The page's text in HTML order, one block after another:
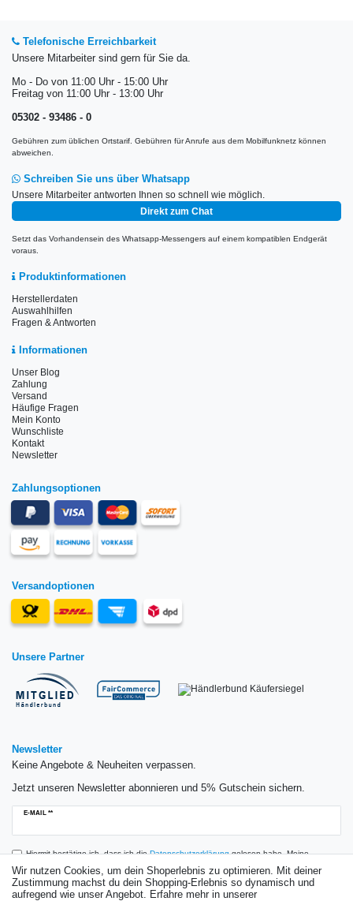
Telefonische Erreichbarkeit
Unsere Mitarbeiter sind gern für Sie da.
Mo - Do von 11:00 Uhr - 15:00 Uhr
Freitag von 11:00 Uhr - 13:00 Uhr
05302 - 93486 - 0
Gebühren zum üblichen Ortstarif. Gebühren für Anrufe aus dem Mobilfunknetz können
abweichen.
Schreiben Sie uns über Whatsapp
Unsere Mitarbeiter antworten Ihnen so schnell wie möglich.
Direkt zum Chat
Setzt das Vorhandensein des Whatsapp-Messengers auf einem kompatiblen Endgerät
voraus.
Produktinformationen
Herstellerdaten
Auswahlhilfen
Fragen & Antworten
Informationen
Unser Blog
Zahlung
Versand
Häufige Fragen
Mein Konto
Wunschliste
Kontakt
Newsletter
Zahlungsoptionen
Versandoptionen
Unsere Partner
Newsletter
Keine Angebote & Neuheiten verpassen.
Jetzt unseren Newsletter abonnieren und 5% Gutschein sichern.
E-MAIL **
Newsletter
Hiermit bestätige ich, dass ich dieDaten­schutz­erklärunggelesen habe. Meine
Einwilligung kann ich jederzeit widerrufen.**
Wir nutzen Cookies, um dein Shoperlebnis zu optimieren. Mit deiner
Zustimmung machst du dein Shopping-Erlebnis so dynamisch und
aufregend wie unser Angebot. Erfahre mehr in unserer